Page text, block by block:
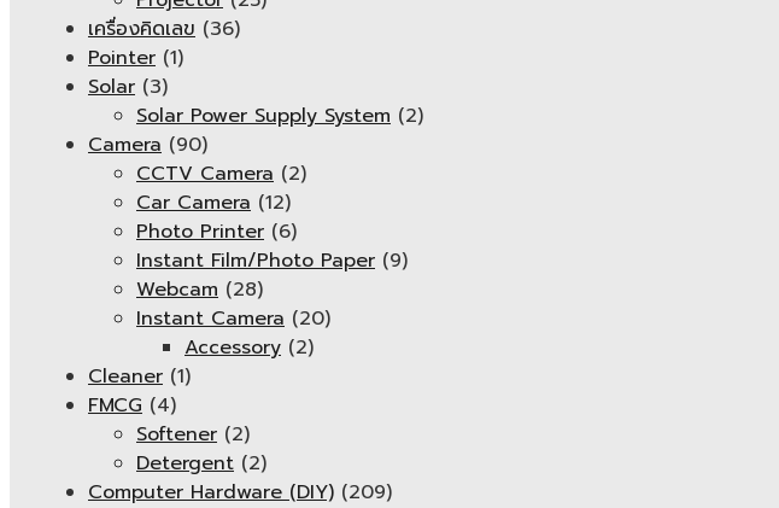
เครื่องคิดเลข (36)
Pointer (1)
Solar (3)
Solar Power Supply System (2)
Camera (90)
CCTV Camera (2)
Car Camera (12)
Photo Printer (6)
Instant Film/Photo Paper (9)
Webcam (28)
Instant Camera (20)
Accessory (2)
Cleaner (1)
FMCG (4)
Softener (2)
Detergent (2)
Computer Hardware (DIY) (209)